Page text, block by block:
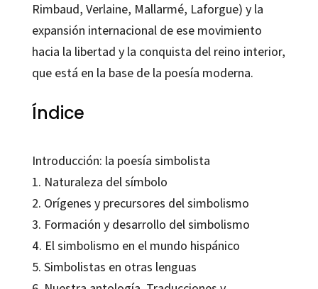
Rimbaud, Verlaine, Mallarmé, Laforgue) y la
expansión internacional de ese movimiento
hacia la libertad y la conquista del reino interior,
que está en la base de la poesía moderna.
Índice
Introducción: la poesía simbolista
1. Naturaleza del símbolo
2. Orígenes y precursores del simbolismo
3. Formación y desarrollo del simbolismo
4. El simbolismo en el mundo hispánico
5. Simbolistas en otras lenguas